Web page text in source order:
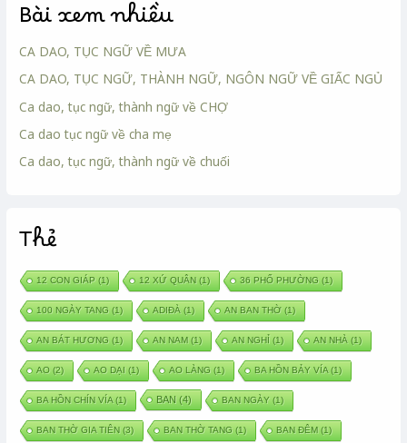
Bài xem nhiều
CA DAO, TỤC NGỮ VỀ MƯA
CA DAO, TỤC NGỮ, THÀNH NGỮ, NGÔN NGỮ VỀ GIẤC NGỦ
Ca dao, tục ngữ, thành ngữ về CHỢ
Ca dao tục ngữ về cha mẹ
Ca dao, tục ngữ, thành ngữ về chuối
Thẻ
12 CON GIÁP (1) 12 XỨ QUÂN (1) 36 PHỐ PHƯỜNG (1)
100 NGÀY TANG (1) ADIĐÀ (1) AN BAN THỜ(1)
AN BÁT HƯƠNG (1) AN NAM(1) AN NGHỈ(1) AN NHÀ (1)
AO (2) AO DẠI (1) AO LÀNG (1) BA HỒN BẢY VÍA(1)
BA HỒN CHÍN VÍA(1) BAN (4) BAN NGÀY (1)
BAN THỜ GIA TIÊN (3) BAN THỜ TANG (1) BAN ĐÊM(1)